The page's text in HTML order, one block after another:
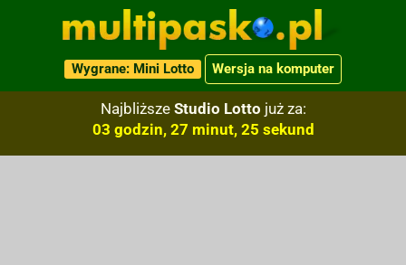
Wygrane: Mini Lotto Wersja na komputer
Najbliższe Studio Lotto już za:
03 godzin, 27 minut, 24 sekund